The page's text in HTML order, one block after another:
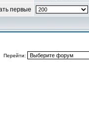
первые
Перейти: